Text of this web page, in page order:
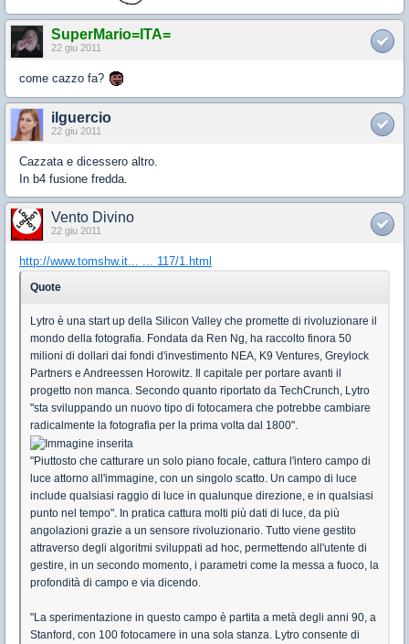
SuperMario=ITA=
22 giu 2011
come cazzo fa?
ilguercio
22 giu 2011
Cazzata e dicessero altro.
In b4 fusione fredda.
Vento Divino
22 giu 2011
http://www.tomshw.it... ... 117/1.html
Quote
Lytro è una start up della Silicon Valley che promette di rivoluzionare il
mondo della fotografia. Fondata da Ren Ng, ha raccolto finora 50
milioni di dollari dai fondi d'investimento NEA, K9 Ventures, Greylock
Partners e Andreessen Horowitz. Il capitale per portare avanti il
progetto non manca. Secondo quanto riportato da TechCrunch, Lytro
"sta sviluppando un nuovo tipo di fotocamera che potrebbe cambiare
radicalmente la fotografia per la prima volta dal 1800".
"Piuttosto che catturare un solo piano focale, cattura l'intero campo di
luce attorno all'immagine, con un singolo scatto. Un campo di luce
include qualsiasi raggio di luce in qualunque direzione, e in qualsiasi
punto nel tempo". In pratica cattura molti più dati di luce, da più
angolazioni grazie a un sensore rivoluzionario. Tutto viene gestito
attraverso degli algoritmi sviluppati ad hoc, permettendo all'utente di
gestire, in un secondo momento, i parametri come la messa a fuoco, la
profondità di campo e via dicendo.
"La sperimentazione in questo campo è partita a metà degli anni 90, a
Stanford, con 100 fotocamere in una sola stanza. Lytro consente di